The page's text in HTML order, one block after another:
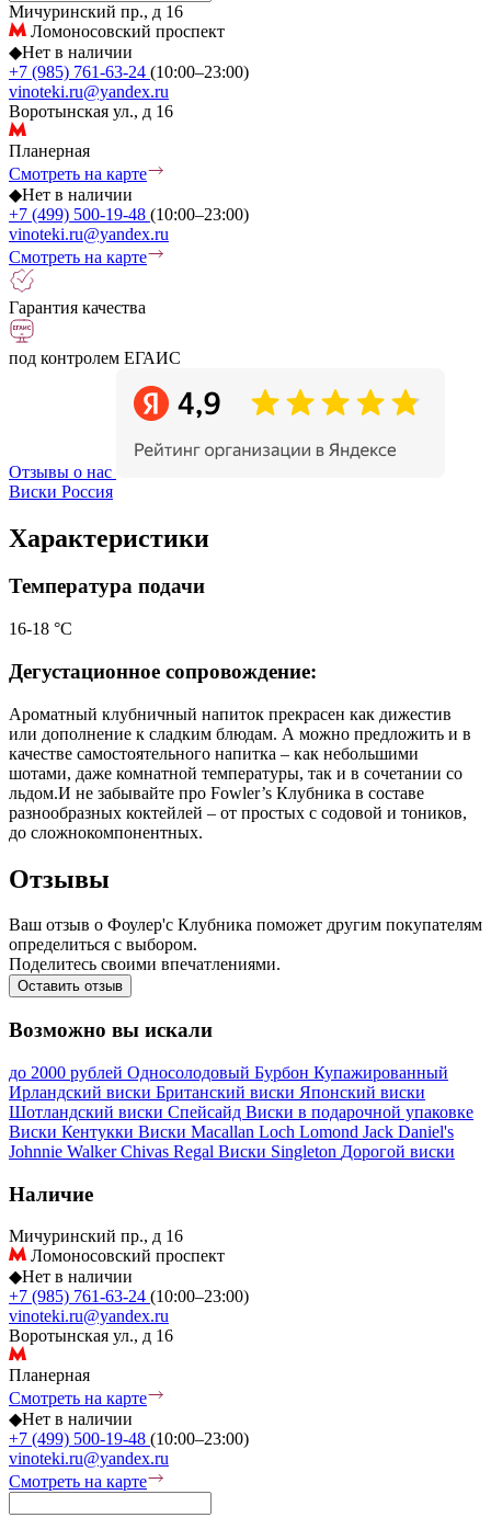
Мичуринский пр., д 16
Ломоносовский проспект
◆Нет в наличии
+7 (985) 761-63-24 (10:00–23:00)
vinoteki.ru@yandex.ru
Воротынская ул., д 16
Планерная
Смотреть на карте
◆Нет в наличии
+7 (499) 500-19-48 (10:00–23:00)
vinoteki.ru@yandex.ru
Смотреть на карте
Гарантия качества
под контролем ЕГАИС
Отзывы о нас
Виски Россия
Характеристики
Температура подачи
16-18 °С
Дегустационное сопровождение:
Ароматный клубничный напиток прекрасен как дижестив
или дополнение к сладким блюдам. А можно предложить и в
качестве самостоятельного напитка – как небольшими
шотами, даже комнатной температуры, так и в сочетании со
льдом.И не забывайте про Fowler’s Клубника в составе
разнообразных коктейлей – от простых с содовой и тоников,
до сложнокомпонентных.
Отзывы
Ваш отзыв о Фоулер'с Клубника поможет другим покупателям
определиться с выбором.
Поделитесь своими впечатлениями.
Оставить отзыв
Возможно вы искали
до 2000 рублей Односолодовый Бурбон Купажированный
Ирландский виски Британский виски Японский виски
Шотландский виски Спейсайд Виски в подарочной упаковке
Виски Кентукки Виски Macallan Loch Lomond Jack Daniel's
Johnnie WalkerChivas Regal Виски Singleton Дорогой виски
Наличие
Мичуринский пр., д 16
Ломоносовский проспект
◆Нет в наличии
+7 (985) 761-63-24 (10:00–23:00)
vinoteki.ru@yandex.ru
Воротынская ул., д 16
Планерная
Смотреть на карте
◆Нет в наличии
+7 (499) 500-19-48 (10:00–23:00)
vinoteki.ru@yandex.ru
Смотреть на карте